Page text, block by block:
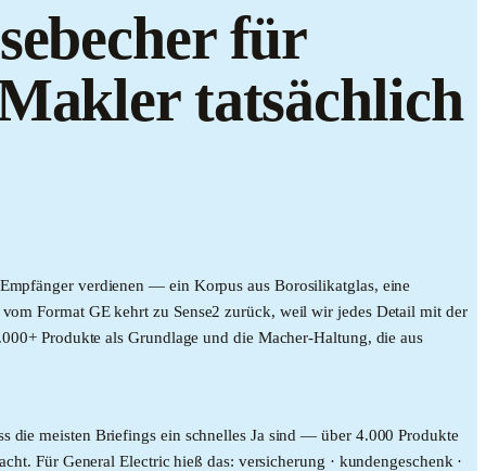
für
tatsächlich
verdienen — ein Korpus aus Borosilikatglas, eine
Format GE kehrt zu Sense2 zurück, weil wir jedes Detail mit der
Produkte als Grundlage und die Macher-Haltung, die aus
die meisten Briefings ein schnelles Ja sind — über 4.000 Produkte
Für General Electric hieß das: versicherung · kundengeschenk ·